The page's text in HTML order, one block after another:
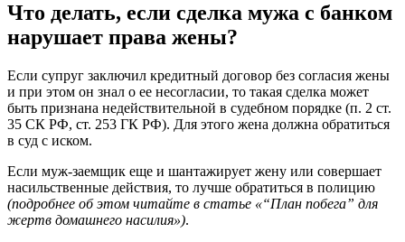
Что делать, если сделка мужа с банком
нарушает права жены?
Если супруг заключил кредитный договор без согласия жены
и при этом он знал о ее несогласии, то такая сделка может
быть признана недействительной в судебном порядке (п. 2 ст.
35 СК РФ, ст. 253 ГК РФ). Для этого жена должна обратиться
в суд с иском.
Если муж-заемщик еще и шантажирует жену или совершает
насильственные действия, то лучше обратиться в полицию
(подробнее об этом читайте в статье «“План побега” для
жертв домашнего насилия»).